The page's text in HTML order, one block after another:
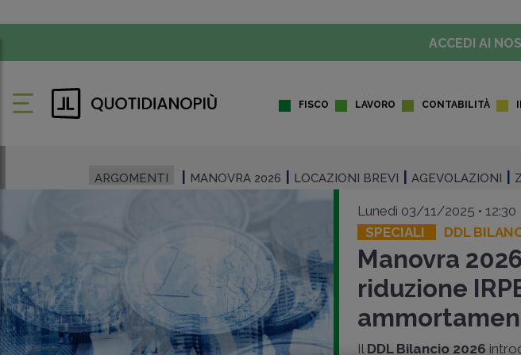
ACCEDI AI
FISCO LAVORO CONTABILITÀ
ARGOMENTI MANOVRA 2026 LOCAZIONI BREVI AGEVOLAZIONI
Lunedì 03/11/2025 • 12:30
SPECIALI
DDL
Manovra
riduzione
Il DDL Bilancio 2026